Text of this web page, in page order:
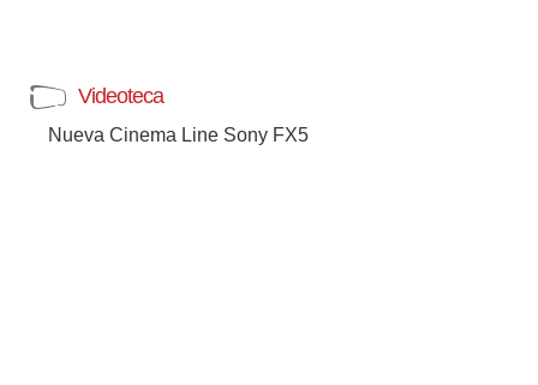
Videoteca
Nueva Cinema Line Sony FX5